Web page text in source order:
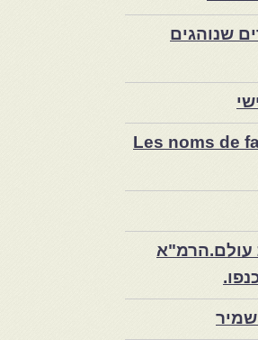
שנוהגים
Les noms de
עולם.הרמ"א